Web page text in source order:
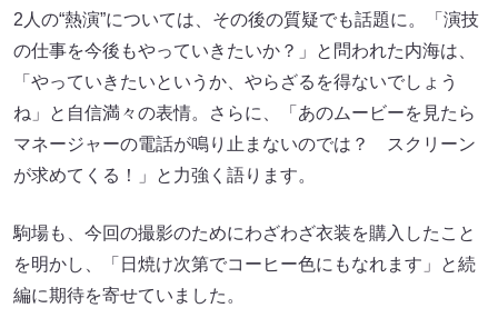
2人の“熱演”については、その後の質疑でも話題に。「演技
の仕事を今後もやっていきたいか？」と問われた内海は、
「やっていきたいというか、やらざるを得ないでしょう
ね」と自信満々の表情。さらに、「あのムービーを見たら
マネージャーの電話が鳴り止まないのでは？ スクリーン
が求めてくる！」と力強く語ります。
駒場も、今回の撮影のためにわざわざ衣装を購入したこと
を明かし、「日焼け次第でコーヒー色にもなれます」と続
編に期待を寄せていました。